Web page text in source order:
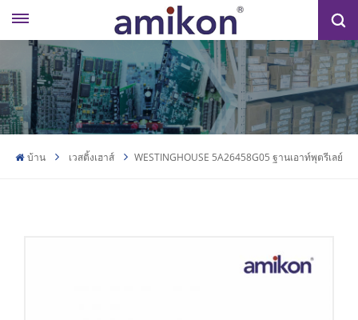
บ้าน เวสติ้งเฮาส์ WESTINGHOUSE 5A26458G05 ฐานเอาท์พุตรีเลย์